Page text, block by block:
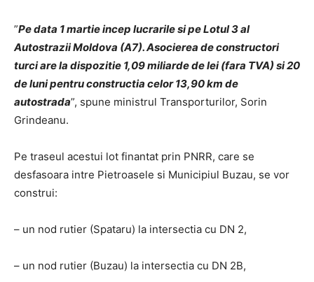
”Pe data 1 martie incep lucrarile si pe Lotul 3 al
Autostrazii Moldova (A7). Asocierea de constructori
turci are la dispozitie 1,09 miliarde de lei (fara TVA) si 20
de luni pentru constructia celor 13,90 km de
autostrada”, spune ministrul Transporturilor, Sorin
Grindeanu.
Pe traseul acestui lot finantat prin PNRR, care se
desfasoara intre Pietroasele si Municipiul Buzau, se vor
construi:
– un nod rutier (Spataru) la intersectia cu DN 2,
– un nod rutier (Buzau) la intersectia cu DN 2B,